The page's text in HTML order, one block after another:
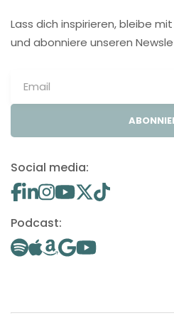
Lass dich inspirieren, bleibe
und abonniere unseren
Social media:
Podcast: